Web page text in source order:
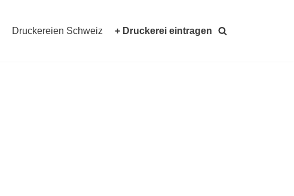
Druckereien Schweiz + Druckerei eintragen